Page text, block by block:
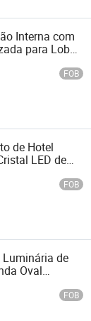
Interna com
para Lobby
Salão de
LED
FOB
de Hotel
LED de
de Casa,
FOB
Luminária de
Oval
Estar e SalaFOB